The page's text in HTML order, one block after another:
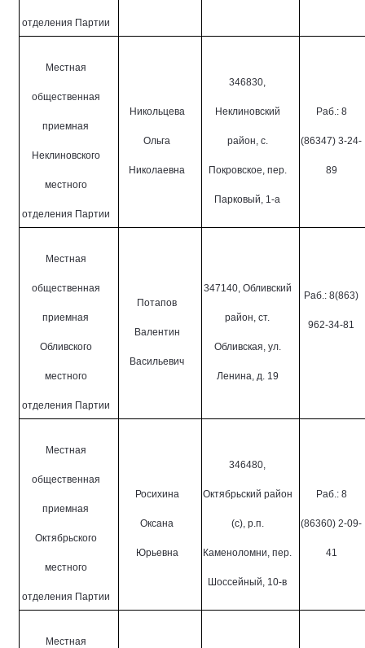
отделения Партии
Местная
общественная
приемная
Неклиновского
местного
отделения Партии
Никольцева
Ольга
Николаевна
346830,
Неклиновский
район, с.
Покровское, пер.
Парковый, 1-а
Раб.: 8
(86347) 3-24-
89
Местная
общественная
приемная
Обливского
местного
отделения Партии
Потапов
Валентин
Васильевич
347140, Обливский
район, ст.
Обливская, ул.
Ленина, д. 19
Раб.: 8(863)
962-34-81
Местная
общественная
приемная
Октябрьского
местного
отделения Партии
Росихина
Оксана
Юрьевна
346480,
Октябрьский район
(с), р.п.
Каменоломни, пер.
Шоссейный, 10-в
Раб.: 8
(86360) 2-09-
41
Местная